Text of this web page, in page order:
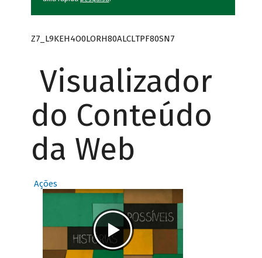
Z7_L9KEH4O0LORH80ALCLTPF80SN7
Visualizador
do Conteúdo
da Web
Ações